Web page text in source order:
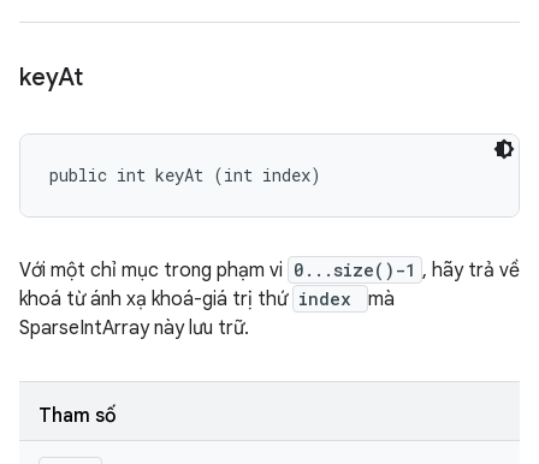
keyAt
public int keyAt (int index)
Với một chỉ mục trong phạm vi 0...size()-1 , hãy trả về
khoá từ ánh xạ khoá-giá trị thứ index
mà
SparseIntArray này lưu trữ.
Tham số